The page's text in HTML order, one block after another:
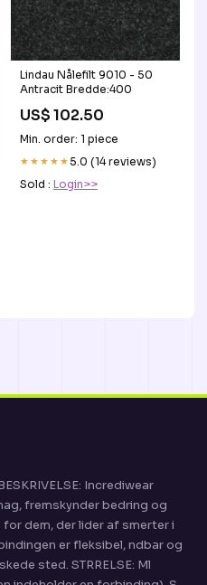
Lindau Nålefilt 9010 - 50
Antracit Bredde:400
US$ 102.50
Min. order: 1 piece
★★★★★5.0 (14 reviews)
Sold : Login>>
Incrediwear
fremskynder bedring og
dem, der lider af smerter i
er fleksibel, ndbar og
sted. STRRELSE: Ml